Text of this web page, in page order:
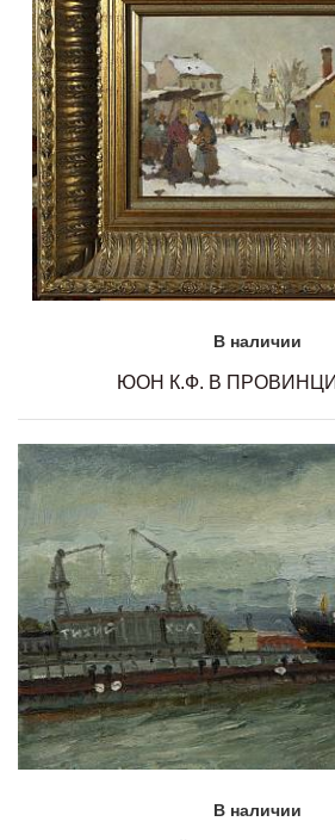
В наличии
ЮОН К.Ф. В
В наличии